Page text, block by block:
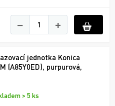
− +
jednotka Konica
(A85Y0ED), purpurová,
> 5 ks